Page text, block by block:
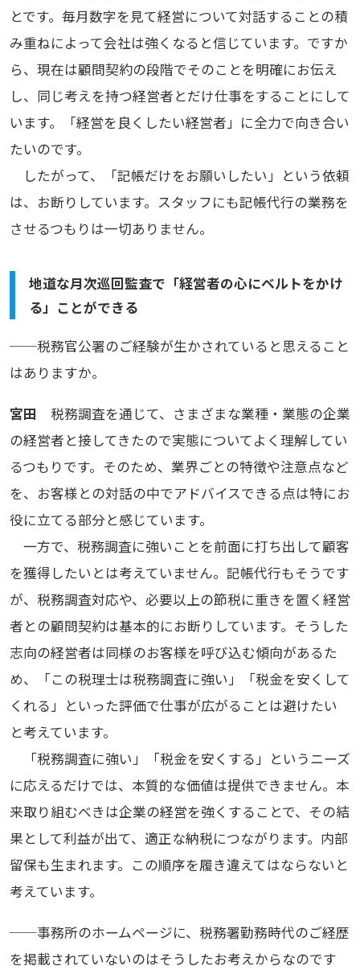
とです。毎月数字を見て経営について対話することの積
み重ねによって会社は強くなると信じています。ですか
ら、現在は顧問契約の段階でそのことを明確にお伝え
し、同じ考えを持つ経営者とだけ仕事をすることにして
います。「経営を良くしたい経営者」に全力で向き合い
たいのです。
したがって、「記帳だけをお願いしたい」という依頼
は、お断りしています。スタッフにも記帳代行の業務を
させるつもりは一切ありません。
地道な月次巡回監査で「経営者の心にベルトをかけ
る」ことができる
──税務官公署のご経験が生かされていると思えること
はありますか。
宮田 税務調査を通じて、さまざまな業種・業態の企業
の経営者と接してきたので実態についてよく理解してい
るつもりです。そのため、業界ごとの特徴や注意点など
を、お客様との対話の中でアドバイスできる点は特にお
役に立てる部分と感じています。
一方で、税務調査に強いことを前面に打ち出して顧客
を獲得したいとは考えていません。記帳代行もそうです
が、税務調査対応や、必要以上の節税に重きを置く経営
者との顧問契約は基本的にお断りしています。そうした
志向の経営者は同様のお客様を呼び込む傾向があるた
め、「この税理士は税務調査に強い」「税金を安くして
くれる」といった評価で仕事が広がることは避けたい
と考えています。
「税務調査に強い」「税金を安くする」というニーズ
に応えるだけでは、本質的な価値は提供できません。本
来取り組むべきは企業の経営を強くすることで、その結
果として利益が出て、適正な納税につながります。内部
留保も生まれます。この順序を履き違えてはならないと
考えています。
──事務所のホームページに、税務署勤務時代のご経歴
を掲載されていないのはそうしたお考えからなのです